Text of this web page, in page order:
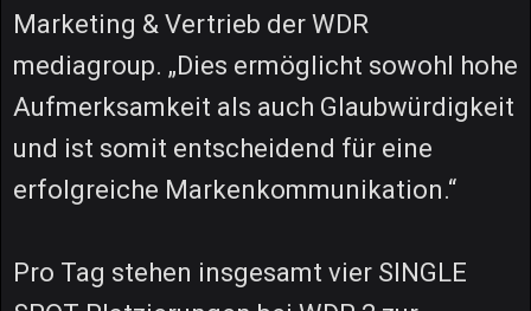
Marketing & Vertrieb der WDR
mediagroup. „Dies ermöglicht sowohl hohe
Aufmerksamkeit als auch Glaubwürdigkeit
und ist somit entscheidend für eine
erfolgreiche Markenkommunikation.“
Pro Tag stehen insgesamt vier SINGLE